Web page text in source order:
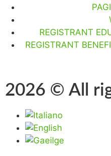
REGISTRANT
REGISTRANT
2026 © All